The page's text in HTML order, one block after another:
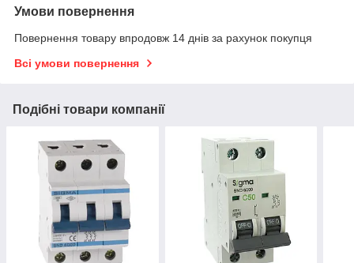
Умови повернення
Повернення товару впродовж 14 днів за рахунок покупця
Всі умови повернення
Подібні товари компанії